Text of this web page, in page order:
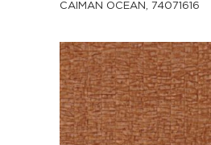
CAIMAN OCEAN, 74071616